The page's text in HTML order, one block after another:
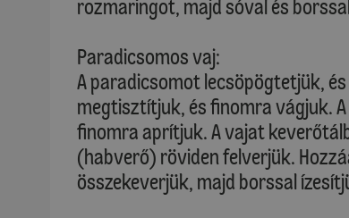
rozmaringot, majd sóval és
Paradicsomos vaj:
A paradicsomot lecsöpögtetjük,
megtisztítjuk, és finomra vágjuk.
finomra aprítjuk. A vajat
(habverő) röviden felverjük.
összekeverjük, majd borssal